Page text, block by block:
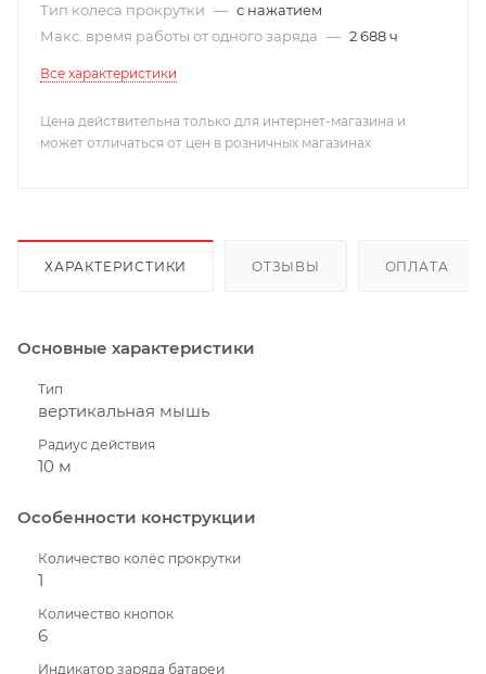
Тип колеса прокрутки — с нажатием
Макс. время работы от одного заряда — 2 688 ч
Все характеристики
Цена действительна только для интернет-магазина и
может отличаться от цен в розничных магазинах
ХАРАКТЕРИСТИКИ ОТЗЫВЫ ОПЛАТА
Основные характеристики
Тип
вертикальная мышь
Радиус действия
10 м
Особенности конструкции
Количество колёс прокрутки
1
Количество кнопок
6
Индикатор заряда батареи